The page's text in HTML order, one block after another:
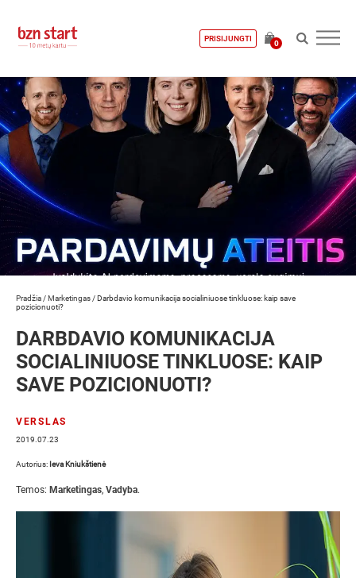
PRISIJUNGTI
0
Pradžia /Marketingas /Darbdavio komunikacija socialiniuose tinkluose: kaip save
pozicionuoti?
DARBDAVIO KOMUNIKACIJA
SOCIALINIUOSE TINKLUOSE: KAIP
SAVE POZICIONUOTI?
VERSLAS
2019.07.23
Autorius: Ieva Kniukštienė
Temos: Marketingas, Vadyba.